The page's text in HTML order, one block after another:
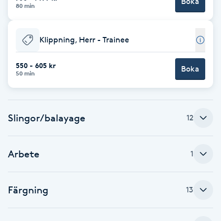
Fransk manikyr
Fransrengöring
Frekvensterapi
Friskvårdsmassage
Funktionsanalys
80 min
Klippning, Herr - Trainee
550 - 605 kr
50 min Boka
Slingor/balayage 12
Arbete 1
Färgning 13